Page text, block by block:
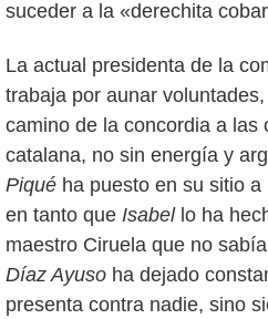
suceder a la «derechita
La actual presidenta de la
trabaja por aunar
camino de la concordia a las
catalana, no sin energía y
Piqué ha puesto en su sitio
en tanto que Isabello ha
maestro Ciruela que no
Díaz Ayuso ha dejado
presenta contra nadie, sino